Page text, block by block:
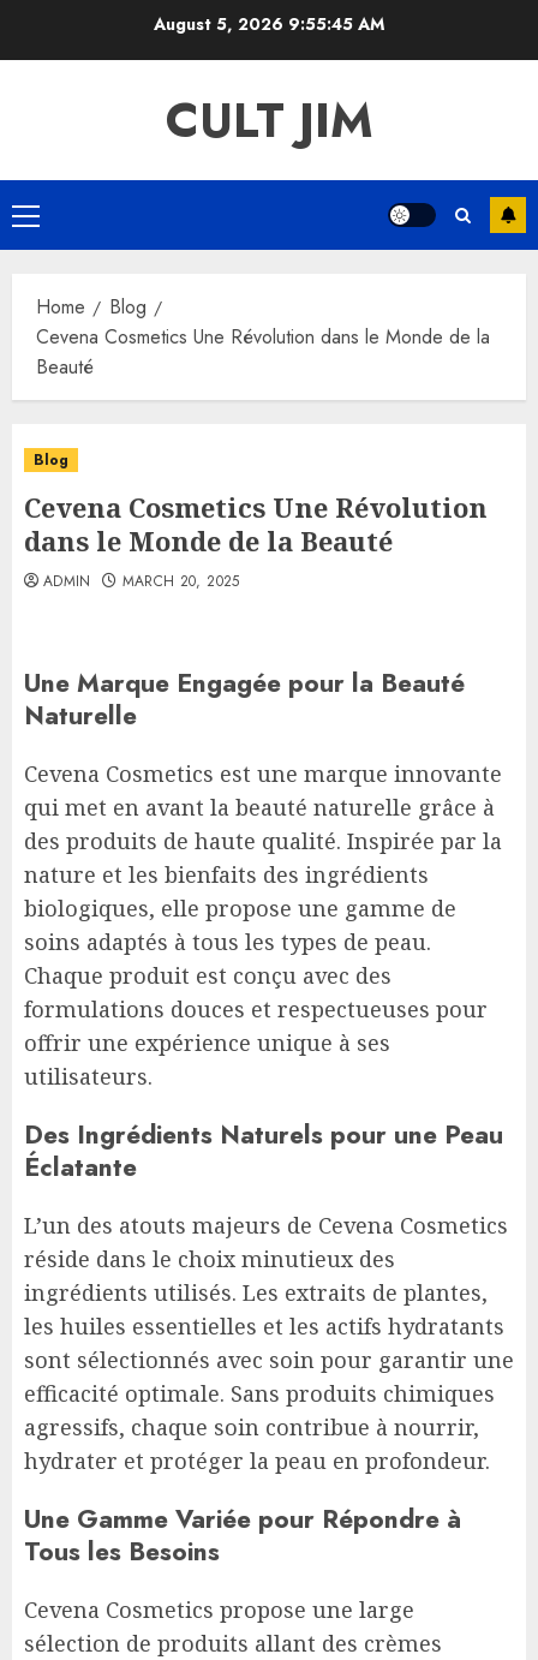
August 5, 2026 9:55:46 AM
CULT JIM
Primary
Menu
Home
Blog
Cevena Cosmetics Une Révolution dans le Monde de la
Beauté
Blog
Cevena Cosmetics Une Révolution
dans le Monde de la Beauté
ADMIN MARCH 20, 2025
Une Marque Engagée pour la Beauté
Naturelle
Cevena Cosmetics est une marque innovante
qui met en avant la beauté naturelle grâce à
des produits de haute qualité. Inspirée par la
nature et les bienfaits des ingrédients
biologiques, elle propose une gamme de
soins adaptés à tous les types de peau.
Chaque produit est conçu avec des
formulations douces et respectueuses pour
offrir une expérience unique à ses
utilisateurs.
Des Ingrédients Naturels pour une Peau
Éclatante
L’un des atouts majeurs de Cevena Cosmetics
réside dans le choix minutieux des
ingrédients utilisés. Les extraits de plantes,
les huiles essentielles et les actifs hydratants
sont sélectionnés avec soin pour garantir une
efficacité optimale. Sans produits chimiques
agressifs, chaque soin contribue à nourrir,
hydrater et protéger la peau en profondeur.
Une Gamme Variée pour Répondre à
Tous les Besoins
Cevena Cosmetics propose une large
sélection de produits allant des crèmes